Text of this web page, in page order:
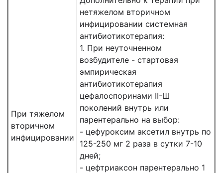
При тяжелом
вторичном
инфицировании
нетяжелом вторичном
инфицировании системная
антибиотикотерапия:
1. При неуточненном
возбудителе - стартовая
эмпирическая
антибиотикотерапия
цефалоспоринами II-Ш
поколений внутрь или
парентерально на выбор:
- цефуроксим аксетил внутрь по
125-250 мг 2 раза в сутки 7-10
дней;
- цефтриаксон парентерально 1